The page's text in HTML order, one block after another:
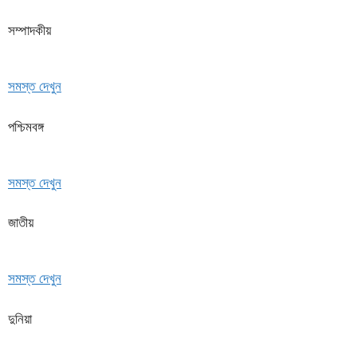
সম্পাদকীয়
সমস্ত দেখুন
পশ্চিমবঙ্গ
সমস্ত দেখুন
জাতীয়
সমস্ত দেখুন
দুনিয়া